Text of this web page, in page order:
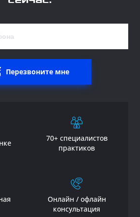
Перезвоните мне
70+ специалистов
практиков
Онлайн / офлайн
консультация